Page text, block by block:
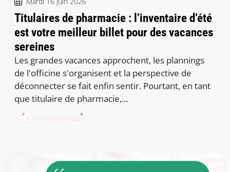
Titulaires de pharmacie : l’inventaire d’été
est votre meilleur billet pour des vacances
sereines
Les grandes vacances approchent, les plannings
de l'officine s'organisent et la perspective de
déconnecter se fait enfin sentir. Pourtant, en tant
que titulaire de pharmacie,...
LIRE LE BILLET